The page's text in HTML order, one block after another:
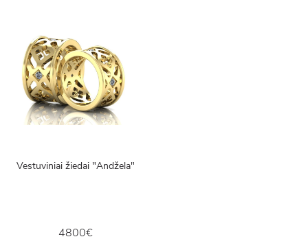
Vestuviniai žiedai "Andžela"
4800€